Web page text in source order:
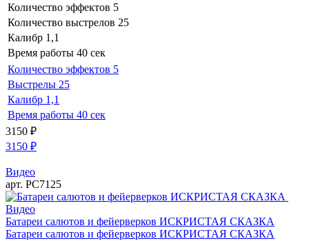
Количество эффектов 5
Количество выстрелов 25
Калибр 1,1
Время работы 40 сек
Количество эффектов 5
Выстрелы 25
Калибр 1,1
Время работы 40 сек
3150 ₽
3150 ₽
Видео
арт. РС7125
Видео
Батареи салютов и фейерверков ИСКРИСТАЯ СКАЗКА
Батареи салютов и фейерверков ИСКРИСТАЯ СКАЗКА